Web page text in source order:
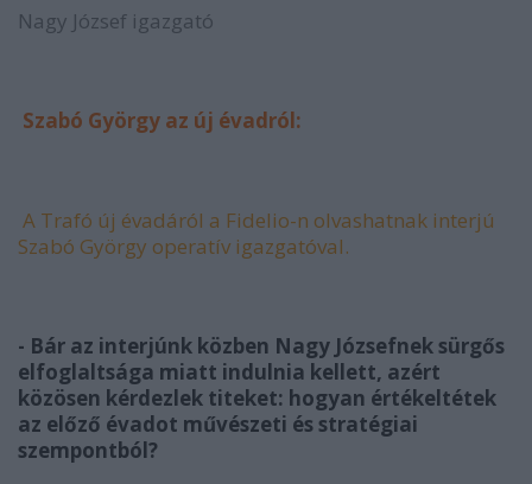
Nagy József igazgató
Szabó György az új évadról:
A Trafó új évadáról a Fidelio-n olvashatnak interjú
Szabó György operatív igazgatóval.
- Bár az interjúnk közben Nagy Józsefnek sürgős
elfoglaltsága miatt indulnia kellett, azért
közösen kérdezlek titeket: hogyan értékeltétek
az előző évadot művészeti és stratégiai
szempontból?